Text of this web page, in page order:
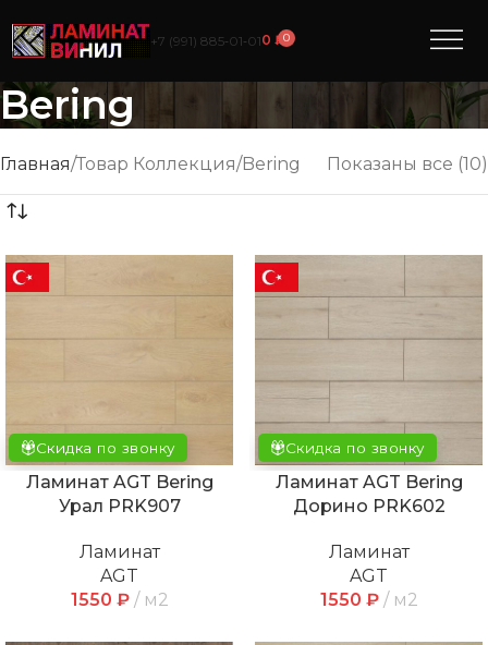
+7 (991) 885‑01‑010₽0
Bering
Главная Товар Коллекция Bering Показаны все (10)
Скидка по звонку
Ламинат AGT Bering
Урал PRK907
Ламинат
AGT
1550 ₽ м2
Скидка по звонку
Ламинат AGT Bering
Дорино PRK602
Ламинат
AGT
1550 ₽ м2